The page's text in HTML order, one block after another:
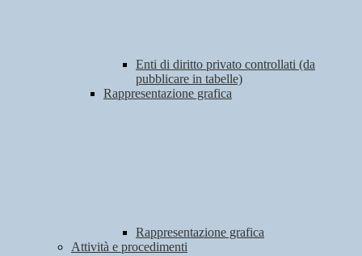
Enti di diritto privato controllati (da
pubblicare in tabelle)
Rappresentazione grafica
Rappresentazione grafica
Attività e procedimenti